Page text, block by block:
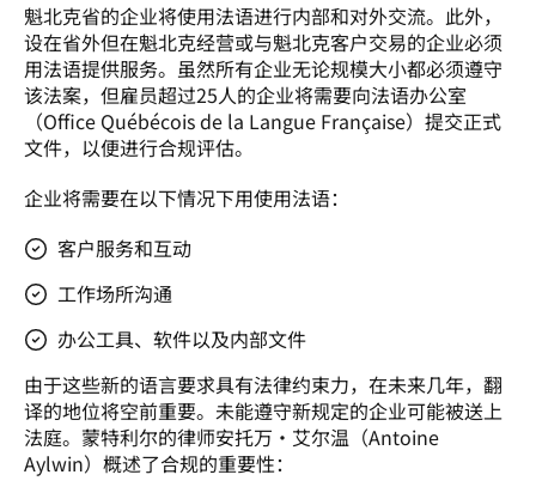
魁北克省的企业将使用法语进行内部和对外交流。此外，
设在省外但在魁北克经营或与魁北克客户交易的企业必须
用法语提供服务。虽然所有企业无论规模大小都必须遵守
该法案，但雇员超过25人的企业将需要向法语办公室
（Office Québécois de la Langue Française）提交正式
文件，以便进行合规评估。
企业将需要在以下情况下用使用法语：
客户服务和互动
工作场所沟通
办公工具、软件以及内部文件
由于这些新的语言要求具有法律约束力，在未来几年，翻
译的地位将空前重要。未能遵守新规定的企业可能被送上
法庭。蒙特利尔的律师安托万·艾尔温（Antoine
Aylwin）概述了合规的重要性：